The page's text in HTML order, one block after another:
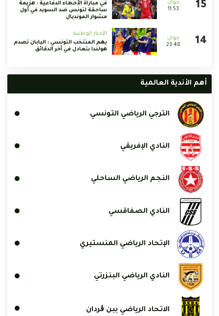
11:53
في مباراة الأخطاء الدفاعية : هزيمة
ساحقة لتونس ضد السويد في أول
مشوار المونديال
23:48
الأخبار الوطنية
يهم المنتخب التونسي : اليابان تصدم
هولندا بتعادل في آخر الدقائق
أهم الأندية العالمية
الترجي الرياضي التونسي
النادي الإفريقي
النجم الرياضي الساحلي
النادي الصفاقسي
الإتحاد الرياضي المنستيري
النادي الرياضي البنزرتي
الاتحاد الرياضي ببن ڨردان